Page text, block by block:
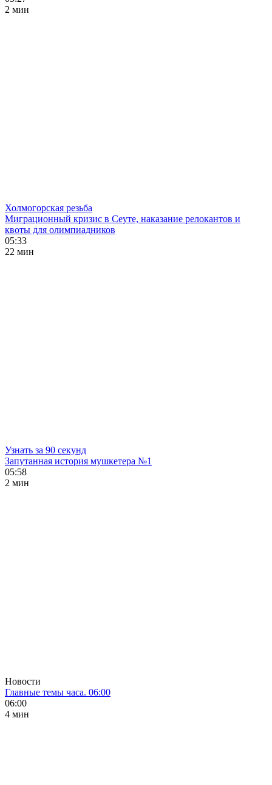
2 мин
Холмогорская резьба
Миграционный кризис в Сеуте, наказание релокантов и
квоты для олимпиадников
05:33
22 мин
Узнать за 90 секунд
Запутанная история мушкетера №1
05:58
2 мин
Новости
Главные темы часа. 06:00
06:00
4 мин